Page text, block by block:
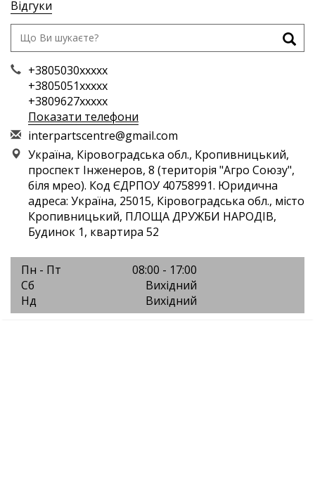
Відгуки
+3805030xxxxx
+3805051xxxxx
+3809627xxxxx
Показати телефони
interpartscentre@gmail.com
Україна, Кіровоградська обл., Кропивницький,
проспект Інженеров, 8 (територія "Агро Союзу",
біля мрео). Код ЄДРПОУ 40758991. Юридична
адреса: Україна, 25015, Кіровоградська обл., місто
Кропивницький, ПЛОЩА ДРУЖБИ НАРОДІВ,
Будинок 1, квартира 52
Пн - Пт
08:00 - 17:00
Сб
Вихідний
Нд
Вихідний